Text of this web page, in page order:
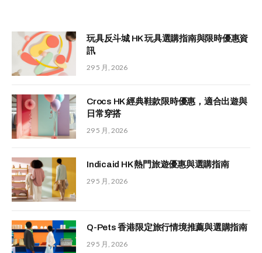
玩具反斗城 HK 玩具選購指南與限時優惠資
訊
29 5 月, 2026
Crocs HK 經典鞋款限時優惠，適合出遊與
日常穿搭
29 5 月, 2026
Indicaid HK 熱門旅遊優惠與選購指南
29 5 月, 2026
Q-Pets 香港限定旅行情境推薦與選購指南
29 5 月, 2026